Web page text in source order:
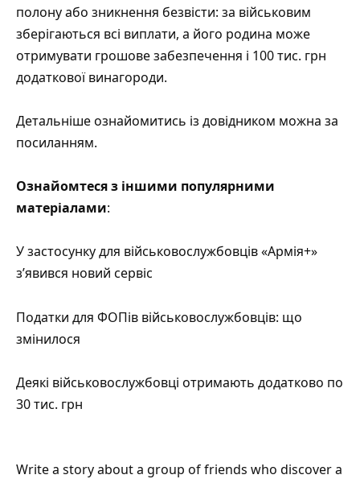
полону або зникнення безвісти: за військовим
зберігаються всі виплати, а його родина може
отримувати грошове забезпечення і 100 тис. грн
додаткової винагороди.
Детальніше ознайомитись із довідником можна за
посиланням.
Ознайомтеся з іншими популярними
матеріалами:
У застосунку для військовослужбовців «Армія+»
з’явився новий сервіс
Податки для ФОПів військовослужбовців: що
змінилося
Деякі військовослужбовці отримають додатково по
30 тис. грн
Write a story about a group of friends who discover a